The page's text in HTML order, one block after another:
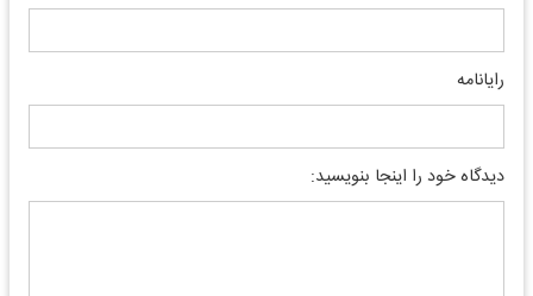
رایانامه
دیدگاه خود را اینجا بنویسید: